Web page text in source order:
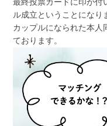
最終投票カードに印が付
ル成立ということになり
カップルになられた本人
ております。